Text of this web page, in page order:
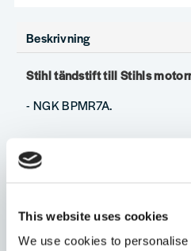
This website uses cookies
We use cookies to
Beskrivning
Stihl tändstift till Stihls
- NGK BPMR7A.
Ställ en produktfråga
question
Fråga oss något om denna
Bengt Gunnar Evald